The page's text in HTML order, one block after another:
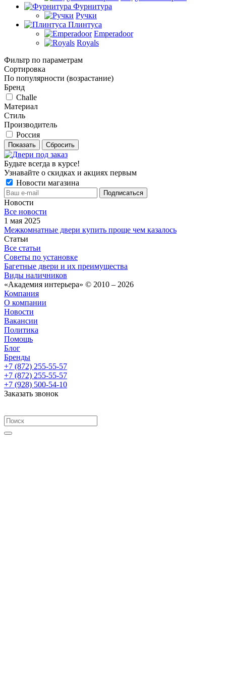
Фурнитура
Ручки
Плинтуса
Emperadoor
Royals
Фильтр по параметрам
Сортировка
По популярности (возрастание)
Бренд
Challe
Материал
Стиль
Производитель
Россия
Сбросить
Будьте всегда в курсе!
Узнавайте о скидках и акциях первым
Новости магазина
Новости
Все новости
1 мая 2025
Межкомнатные двери купить проще чем казалось
Статьи
Все статьи
Советы по установке
Багетные двери и их преимущества
Виды наличников
«Академия интерьера» © 2010 – 2026
Компания
О компании
Новости
Вакансии
Политика
Помощь
Блог
Бренды
+7 (872) 255-55-57
+7 (872) 255-55-57
+7 (928) 500-54-10
Заказать звонок